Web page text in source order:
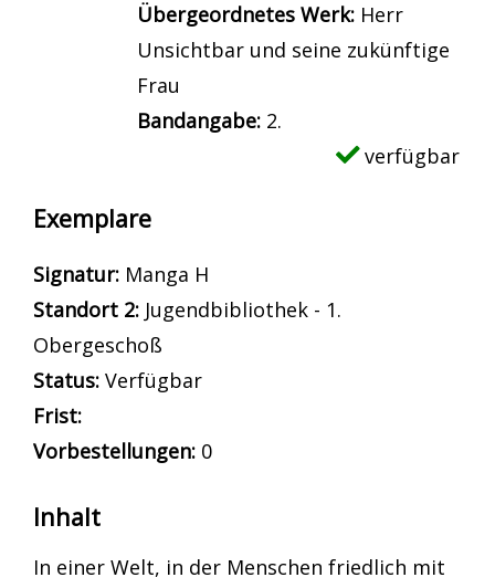
Übergeordnetes Werk: Herr
Unsichtbar und seine zukünftige
Frau
Bandangabe: 2.
verfügbar
Exemplare
Signatur: Manga H
Standort 2: Jugendbibliothek - 1.
Obergeschoß
Status: Verfügbar
Frist:
Vorbestellungen: 0
Inhalt
In einer Welt, in der Menschen friedlich mit